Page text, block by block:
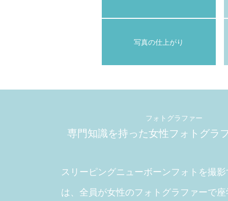
写真の仕上がり
フォトグラファー
専門知識を持った女性フォトグラ
スリーピングニューボーンフォトを撮
は、全員が女性のフォトグラファーで